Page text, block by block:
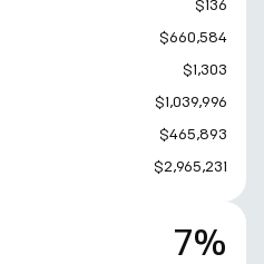
$136
$660,584
$1,303
$1,039,996
$465,893
$2,965,231
7%